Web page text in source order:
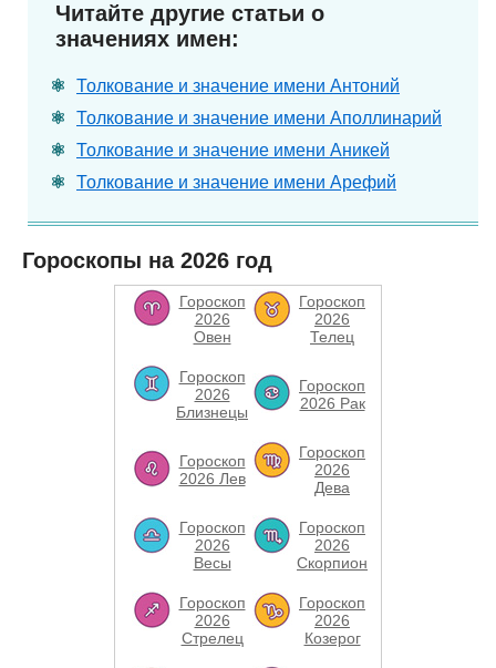
Читайте другие статьи о
значениях имен:
Толкование и значение имени Антоний
Толкование и значение имени Аполлинарий
Толкование и значение имени Аникей
Толкование и значение имени Арефий
Гороскопы на 2026 год
Гороскоп
2026
Овен
Гороскоп
2026
Телец
Гороскоп
2026
Близнецы
Гороскоп
2026 Рак
Гороскоп
2026 Лев
Гороскоп
2026
Дева
Гороскоп
2026
Весы
Гороскоп
2026
Скорпион
Гороскоп
2026
Стрелец
Гороскоп
2026
Козерог